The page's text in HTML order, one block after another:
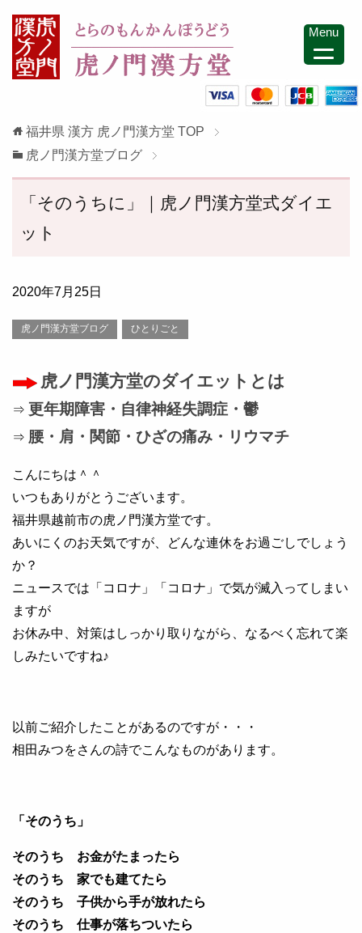
福井県 漢方 虎ノ門漢方堂 TOP
虎ノ門漢方堂ブログ
「そのうちに」｜虎ノ門漢方堂式ダイエ
ット
2020年7月25日
虎ノ門漢方堂ブログ ひとりごと
虎ノ門漢方堂のダイエットとは
⇒ 更年期障害・自律神経失調症・鬱
⇒ 腰・肩・関節・ひざの痛み・リウマチ
こんにちは＾＾
いつもありがとうございます。
福井県越前市の虎ノ門漢方堂です。
あいにくのお天気ですが、どんな連休をお過ごしでしょう
か？
ニュースでは「コロナ」「コロナ」で気が滅入ってしまい
ますが
お休み中、対策はしっかり取りながら、なるべく忘れて楽
しみたいですね♪
以前ご紹介したことがあるのですが・・・
相田みつをさんの詩でこんなものがあります。
「そのうち」
そのうち お金がたまったら
そのうち 家でも建てたら
そのうち 子供から手が放れたら
そのうち 仕事が落ちついたら
Menu